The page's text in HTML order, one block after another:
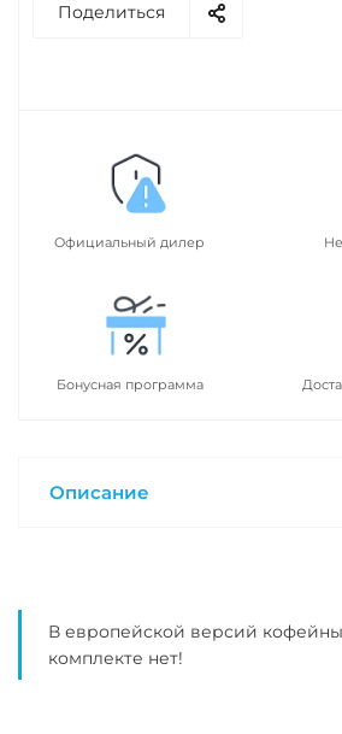
Поделиться
Официальный дилер
Бонусная программа
Описание
В европейской версий
комплекте нет!